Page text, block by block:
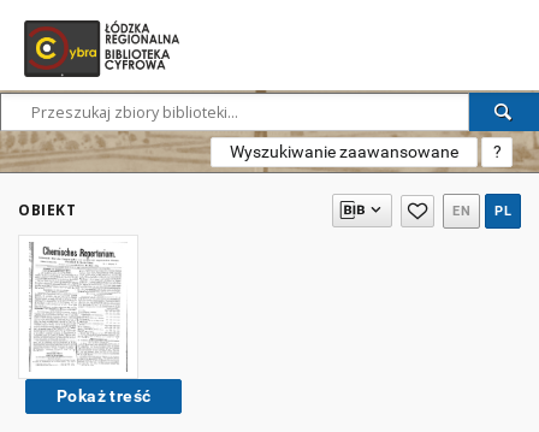
Wyszukiwanie zaawansowane ?
OBIEKT EN PL
Pokaż treść